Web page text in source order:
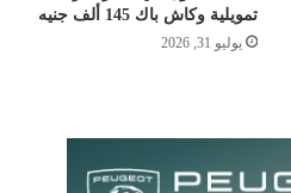
تمويلية وكاش باك 145 ألف جنيه
يوليو 31, 2026